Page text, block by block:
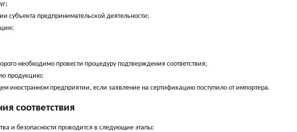
субъекта предпринимательской деятельности;
необходимо провести процедуру подтверждения соответствия;
продукцию;
иностранном предприятии, если заявление на сертификацию поступило от импортера.
соответствия
и безопасности проводится в следующие этапы: